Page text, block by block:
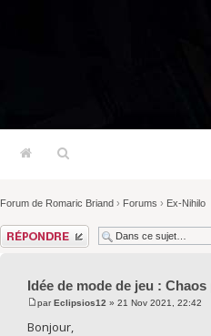
Forum de Romaric Briand › Forums › Ex-Nihilo
Répondre
Idée de mode de jeu :
parEclipsios12 » 21 Nov 2021, 22:42
Bonjour,